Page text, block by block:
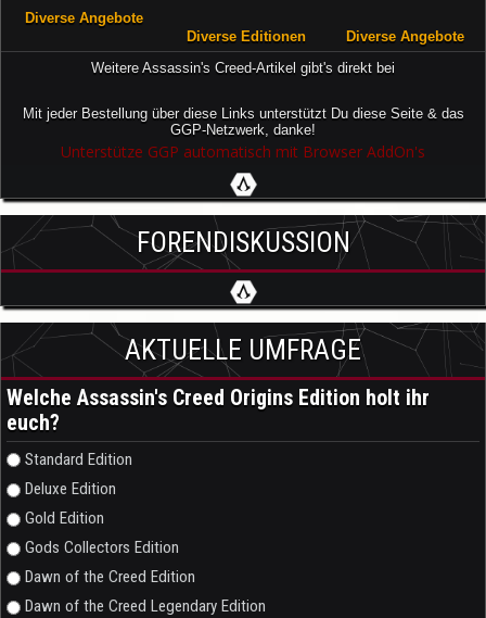
Diverse Angebote
Diverse Editionen
Diverse Angebote
Weitere Assassin's Creed-Artikel gibt's direkt bei
Mit jeder Bestellung über diese Links unterstützt Du diese Seite & das
GGP-Netzwerk, danke!
Unterstütze GGP automatisch mit Browser AddOn's
FORENDISKUSSION
AKTUELLE UMFRAGE
Welche Assassin's Creed Origins Edition holt ihr
euch?
Auswahlmöglichkeiten
Standard Edition
Deluxe Edition
Gold Edition
Gods Collectors Edition
Dawn of the Creed Edition
Dawn of the Creed Legendary Edition